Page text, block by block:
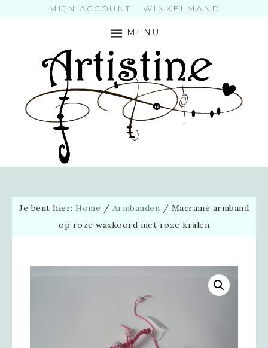
MIJN ACCOUNT WINKELMAND
MENU
Je bent hier: Home / Armbanden / Macramé armband
op roze waxkoord met roze kralen